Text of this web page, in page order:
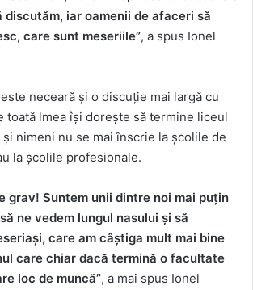
discutăm, iar oamenii de afaceri să
care sunt meseriile”, a spus Ionel
neceară și o discuție mai largă cu
toată lmea își dorește să termine liceul
nimeni nu se mai înscrie la școlile de
la școlile profesionale.
grav! Suntem unii dintre noi mai puțin
ne vedem lungul nasului și să
care am câștiga mult mai bine
care chiar dacă termină o facultate
loc de muncă”, a mai spus Ionel